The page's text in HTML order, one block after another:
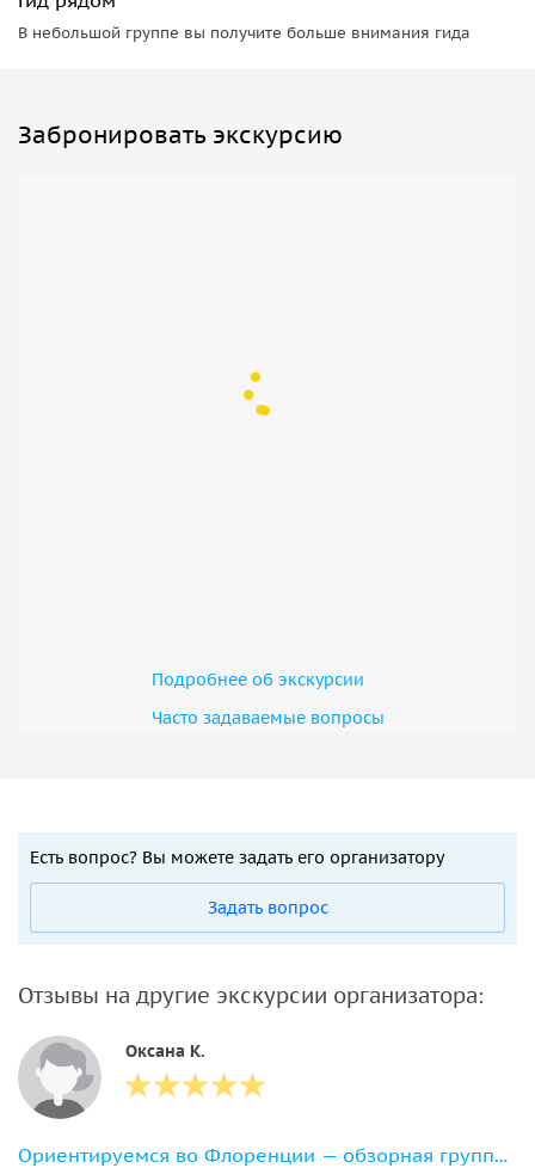
В небольшой группе вы получите больше внимания гида
Забронировать экскурсию
Подробнее об экскурсии
Часто задаваемые вопросы
Есть вопрос? Вы можете задать его организатору
Задать вопрос
Отзывы на другие экскурсии организатора:
Оксана К.
Ориентируемся во Флоренции — обзорная групповая экскурсия